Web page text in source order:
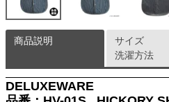
商品説明
DELUXEWARE
サイズ
洗濯方法